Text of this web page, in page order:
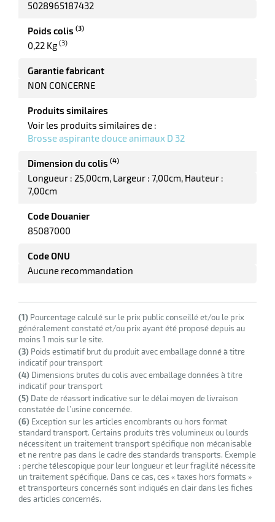
5028965187432
Poids colis (3)
0,22 Kg (3)
Garantie fabricant
NON CONCERNE
Produits similaires
Voir les produits similaires de :
Brosse aspirante douce animaux D 32
Dimension du colis (4)
Longueur : 25,00cm Largeur : 7,00cm Hauteur :
7,00cm
Code Douanier
85087000
Code ONU
Aucune recommandation
(1) Pourcentage calculé sur le prix public conseillé et/ou le prix
généralement constaté et/ou prix ayant été proposé depuis au
moins 1 mois sur le site.
(3) Poids estimatif brut du produit avec emballage donné à titre
indicatif pour transport
(4) Dimensions brutes du colis avec emballage données à titre
indicatif pour transport
(5) Date de réassort indicative sur le délai moyen de livraison
constatée de l’usine concernée.
(6) Exception sur les articles encombrants ou hors format
standard transport. Certains produits très volumineux ou lourds
nécessitent un traitement transport spécifique non mécanisable
et ne rentre pas dans le cadre des standards transports. Exemple
: perche télescopique pour leur longueur et leur fragilité nécessite
un traitement spécifique. Dans ce cas, ces « taxes hors formats »
et transporteurs concernés sont indiqués en clair dans les fiches
des articles concernés.